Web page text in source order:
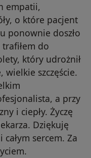
empatii,
o które pacjent
ponownie doszło
do
który udrożnił
szczęście.
a przy
i ciepły. Życzę
Dziękuję
sercem. Za